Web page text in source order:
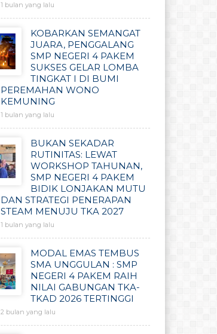
1 bulan yang lalu
KOBARKAN SEMANGAT
JUARA, PENGGALANG
SMP NEGERI 4 PAKEM
SUKSES GELAR LOMBA
TINGKAT I DI BUMI
PEREMAHAN WONO
KEMUNING
1 bulan yang lalu
BUKAN SEKADAR
RUTINITAS: LEWAT
WORKSHOP TAHUNAN,
SMP NEGERI 4 PAKEM
BIDIK LONJAKAN MUTU
DAN STRATEGI PENERAPAN
STEAM MENUJU TKA 2027
1 bulan yang lalu
MODAL EMAS TEMBUS
SMA UNGGULAN : SMP
NEGERI 4 PAKEM RAIH
NILAI GABUNGAN TKA-
TKAD 2026 TERTINGGI
2 bulan yang lalu